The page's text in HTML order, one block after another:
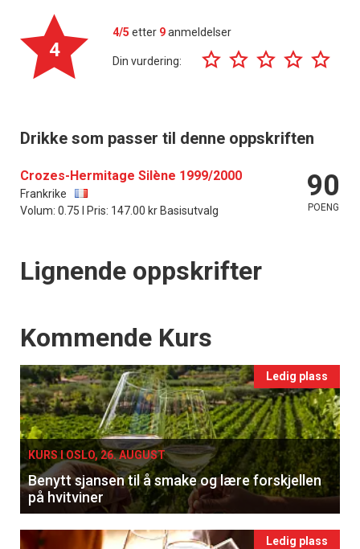
4
4/5 etter 9anmeldelser
Din vurdering:
Drikke som passer til denne oppskriften
Crozes-Hermitage Silène 1999/2000
Frankrike
Volum: 0.75 l Pris: 147.00 kr Basisutvalg
90
POENG
Lignende oppskrifter
Events
Kommende Kurs
Ledig plass
KURS I OSLO, 26. AUGUST
Benytt sjansen til å smake og lære forskjellen
på hvitviner
Ledig plass